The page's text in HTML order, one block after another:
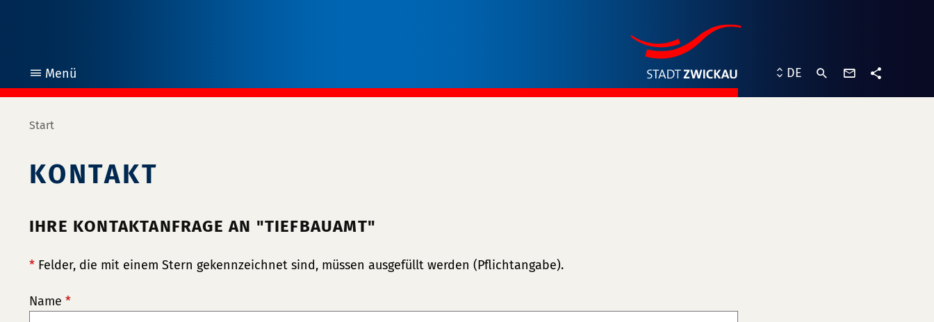
Menü
öffnen
DE
Start
KONTAKT
IHRE KONTAKTANFRAGE AN "TIEFBAUAMT"
* Felder, die mit einem Stern gekennzeichnet sind, müssen ausgefüllt werden (Pflichtangabe).
Name *